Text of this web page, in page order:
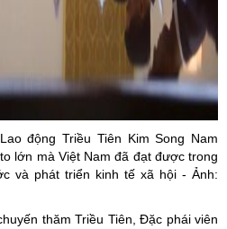
động Triều Tiên Kim Song Nam
lớn mà Việt Nam đã đạt được trong
và phát triển kinh tế xã hội - Ảnh:
thăm Triều Tiên, Đặc phái viên